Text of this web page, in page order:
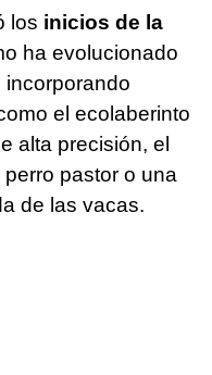
los inicios de la
ha evolucionado
el ecolaberinto
alta precisión, el
pastor o una
de las vacas.